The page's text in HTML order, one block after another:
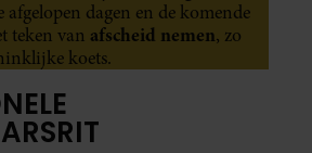
afgelopen dagen en de komende
teken van afscheid nemen, zo
koets.